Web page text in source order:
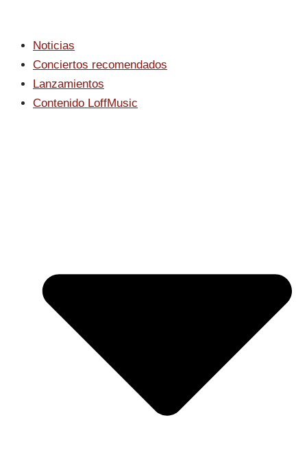
Noticias
Conciertos recomendados
Lanzamientos
Contenido LoffMusic